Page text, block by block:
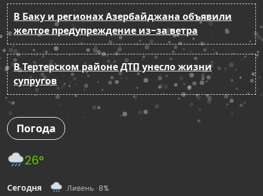
В Баку и регионах Азербайджана объявили
желтое предупреждение из-за ветра
В Тертерском районе ДТП унесло жизни
супругов
Погода
26°
Сегодня Ливень · 8%